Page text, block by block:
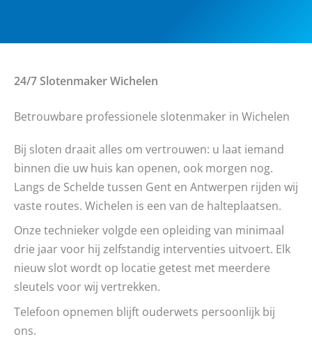
24/7 SlotenmakerWichelen
Betrouwbare professionele slotenmaker in Wichelen
Bij sloten draait alles om vertrouwen: u laat iemand
binnen die uw huis kan openen, ook morgen nog.
Langs de Schelde tussen Gent en Antwerpen rijden wij
vaste routes. Wichelen is een van de halteplaatsen.
Onze technieker volgde een opleiding van minimaal
drie jaar voor hij zelfstandig interventies uitvoert. Elk
nieuw slot wordt op locatie getest met meerdere
sleutels voor wij vertrekken.
Telefoon opnemen blijft ouderwets persoonlijk bij
ons.